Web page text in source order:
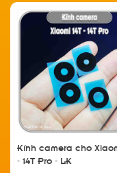
Kính camera cho
- 14T Pro - LK